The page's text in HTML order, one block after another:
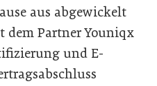
aus abgewickelt
dem Partner Youniqx
und E-